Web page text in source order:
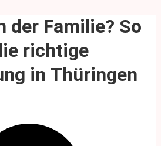
der Familie? So
richtige
in Thüringen